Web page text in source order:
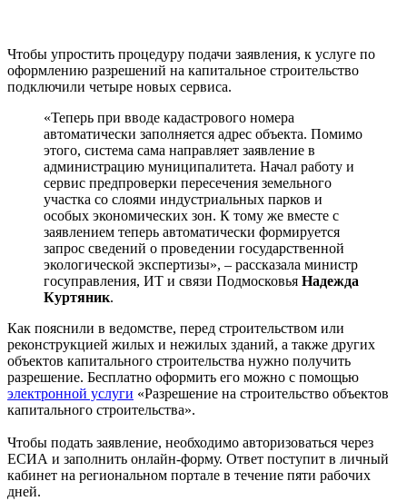
Чтобы упростить процедуру подачи заявления, к услуге по
оформлению разрешений на капитальное строительство
подключили четыре новых сервиса.
«Теперь при вводе кадастрового номера
автоматически заполняется адрес объекта. Помимо
этого, система сама направляет заявление в
администрацию муниципалитета. Начал работу и
сервис предпроверки пересечения земельного
участка со слоями индустриальных парков и
особых экономических зон. К тому же вместе с
заявлением теперь автоматически формируется
запрос сведений о проведении государственной
экологической экспертизы», – рассказала министр
госуправления, ИТ и связи Подмосковья Надежда
Куртяник.
Как пояснили в ведомстве, перед строительством или
реконструкцией жилых и нежилых зданий, а также других
объектов капитального строительства нужно получить
разрешение. Бесплатно оформить его можно с помощью
электронной услуги «Разрешение на строительство объектов
капитального строительства».
Чтобы подать заявление, необходимо авторизоваться через
ЕСИА и заполнить онлайн-форму. Ответ поступит в личный
кабинет на региональном портале в течение пяти рабочих
дней.